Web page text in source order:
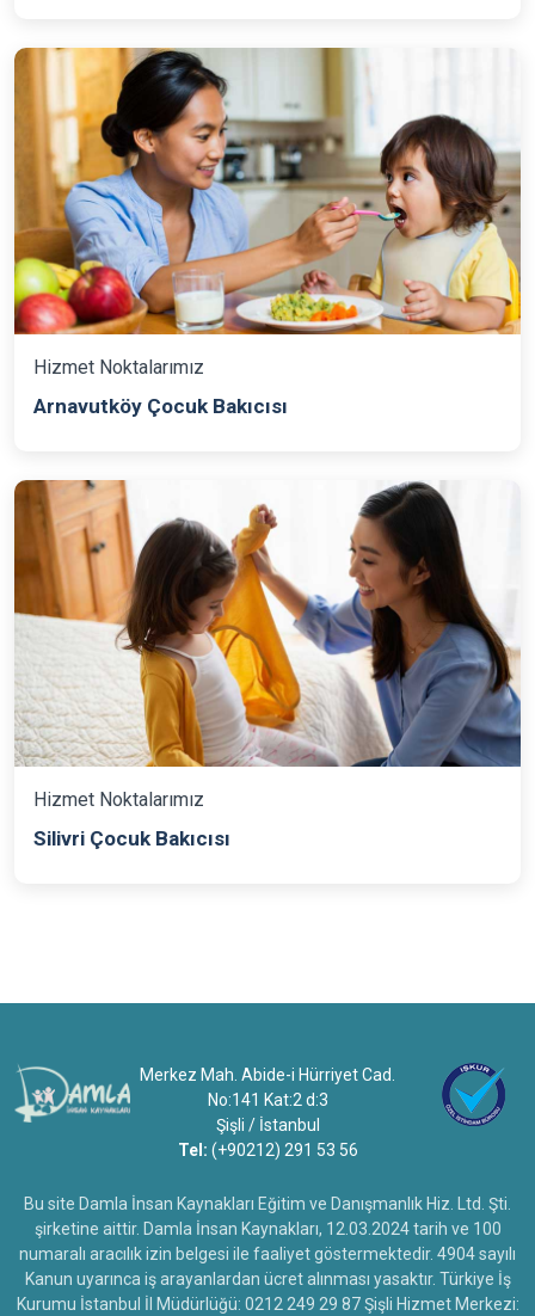
Hizmet Noktalarımız
Arnavutköy Çocuk Bakıcısı
Hizmet Noktalarımız
Silivri Çocuk Bakıcısı
Merkez Mah. Abide-i Hürriyet Cad.
No:141 Kat:2 d:3
Şişli / İstanbul
Tel: (+90212) 291 53 56
Bu site Damla İnsan Kaynakları Eğitim ve Danışmanlık Hiz. Ltd. Şti.
şirketine aittir. Damla İnsan Kaynakları, 12.03.2024 tarih ve 100
numaralı aracılık izin belgesi ile faaliyet göstermektedir. 4904 sayılı
Kanun uyarınca iş arayanlardan ücret alınması yasaktır. Türkiye İş
Kurumu İstanbul İl Müdürlüğü: 0212 249 29 87 Şişli Hizmet Merkezi: